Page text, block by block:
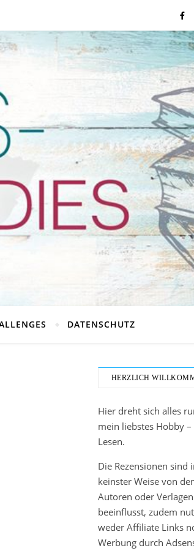
DATENSCHUTZ
HERZLICH
Hier dreht sich alles
mein liebstes Hobby –
Lesen.
Die Rezensionen sind
keinster Weise von
Autoren oder Verlagen
beeinflusst, zudem
weder Affiliate Links
Werbung durch